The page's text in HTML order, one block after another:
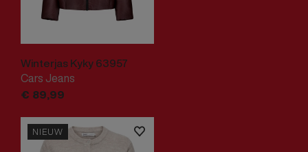
Winterjas Kyky 63957
Cars Jeans
€ 89,99
NIEUW